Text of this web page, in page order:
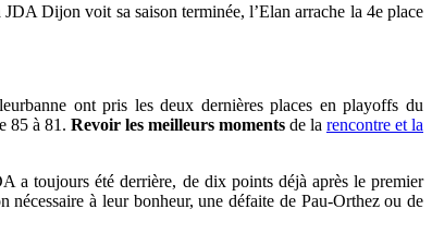
Dijon voit sa saison terminée, l’Elan arrache la 4e place
ont pris les deux dernières places en playoffs du
85 à 81. Revoir les meilleurs momentsde la rencontre et la
a toujours été derrière, de dix points déjà après le premier
à leur bonheur, une défaite de Pau-Orthez ou de